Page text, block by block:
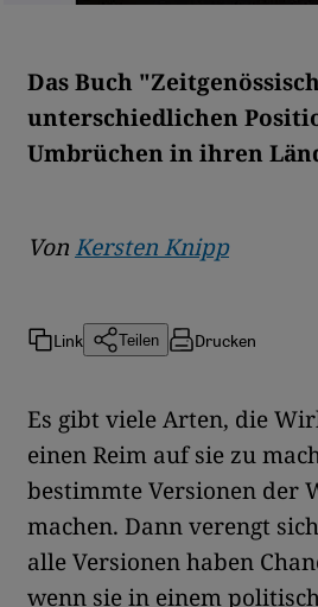
Das Buch
unterschiedlichen
Umbrüchen in ihren
Von Kersten Knipp
Link Teilen Drucken
Es gibt viele Arten, die
einen Reim auf sie zu
bestimmte Versionen der
machen. Dann verengt
alle Versionen haben
wenn sie in einem